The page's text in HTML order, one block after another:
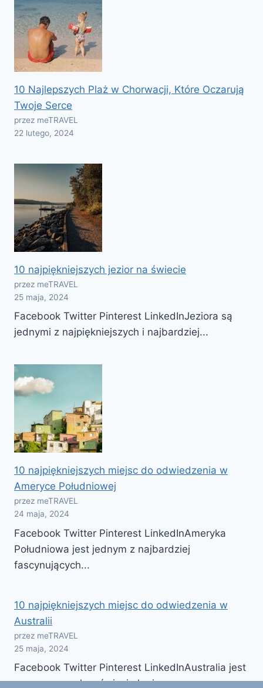
10 Najlepszych Plaż w Chorwacji, Które Oczarują
Twoje Serce
przez meTRAVEL
22 lutego, 2024
10 najpiękniejszych jezior na świecie
przez meTRAVEL
25 maja, 2024
Facebook Twitter Pinterest LinkedInJeziora są
jednymi z najpiękniejszych i najbardziej...
10 najpiękniejszych miejsc do odwiedzenia w
Ameryce Południowej
przez meTRAVEL
24 maja, 2024
Facebook Twitter Pinterest LinkedInAmeryka
Południowa jest jednym z najbardziej
fascynujących...
10 najpiękniejszych miejsc do odwiedzenia w
Australii
przez meTRAVEL
25 maja, 2024
Facebook Twitter Pinterest LinkedInAustralia jest
znanym na całym świecie krajem...